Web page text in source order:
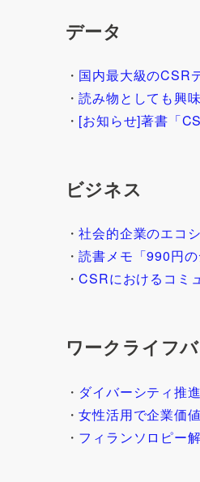
データ
・ 国内最大級のCSR
・読み物としても興
・ [お知らせ]著書「
ビジネス
・社会的企業のエコ
・読書メモ「990円
・CSRにおけるコミ
ワークライフ
・ ダイバーシティ推
・女性活用で企業価
・ フィランソロピー